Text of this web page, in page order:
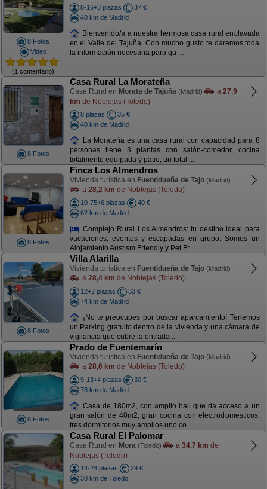
8 Fotos
Video
(1 comentario)
8-16+3 plazas
37 €
40 km de Madrid
Bienvenido/a a nuestra hermosa casa rural enclavada
en el Valle del Tajuña. Con mucho gusto te daremos toda
la información necesaria para qu ...
8 Fotos
Casa Rural La Morateña
Casa Rural en Morata de Tajuña (Madrid) a 27,9
km de Noblejas (Toledo)
8 plazas
35 €
40 km de Madrid
La Morateña es una casa rural con capacidad para 8
personas tiene 3 plantas con salón-comedor, cocina
totalmente equipada y patio, un total ...
8 Fotos
Finca Los Almendros
Vivienda turística en Fuentidueña de Tajo (Madrid)
a 28,2 km de Noblejas (Toledo)
10-75+6 plazas
40 €
62 km de Madrid
Complejo Rural Los Almendros: tu destino ideal para
vacaciones, eventos y escapadas en grupo. Somos un
Alojamiento Austism Friendly y Pet Fr ...
8 Fotos
Villa Alarilla
Vivienda turística en Fuentidueña de Tajo (Madrid)
a 28,4 km de Noblejas (Toledo)
12+2 plazas
33 €
74 km de Madrid
¡No te preocupes por buscar aparcamiento! Tenemos
un Parking gratuito dentro de la vivienda y una cámara de
vigilancia que cubre la entrada ...
8 Fotos
Prado de Fuentemarín
Vivienda turística en Fuentidueña de Tajo (Madrid)
a 28,6 km de Noblejas (Toledo)
9-13+4 plazas
30 €
78 km de Madrid
Casa de 180m2, con amplio hall que da acceso a un
gran salón de 40m2, gran cocina con electrodomesticos,
tres dormitorios muy amplios uno co ...
Casa Rural El Palomar
Casa Rural en Mora (Toledo) a 34,7 km de
Noblejas (Toledo)
14-24 plazas
29 €
30 km de Toledo